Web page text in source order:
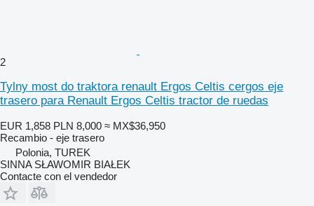
2
Tylny most do traktora renault Ergos Celtis cergos eje
trasero para Renault Ergos Celtis tractor de ruedas
EUR 1,858 PLN 8,000 ≈ MX$36,950
Recambio - eje trasero
Polonia, TUREK
SINNA SŁAWOMIR BIAŁEK
Contacte con el vendedor